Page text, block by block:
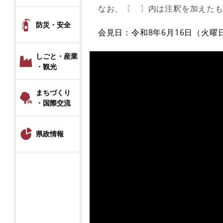
防災・安全
しごと・産業
・観光
まちづくり
・国際交流
県政情報
なお、〔 〕内は注釈を加えたも
会見日：令和8年6月16日（火曜日